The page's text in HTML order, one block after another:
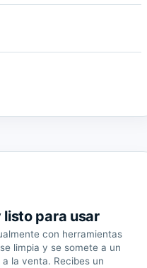
listo para usar
con herramientas
limpia y se somete a un
la venta. Recibes un